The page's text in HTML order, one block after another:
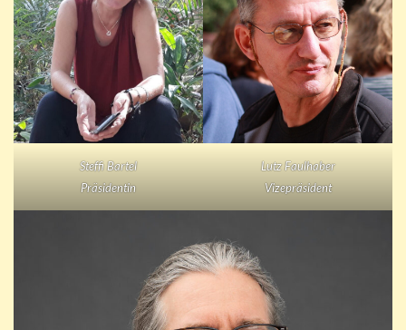
Steffi Bartel
Präsidentin
Lutz Faulhaber
Vizepräsident